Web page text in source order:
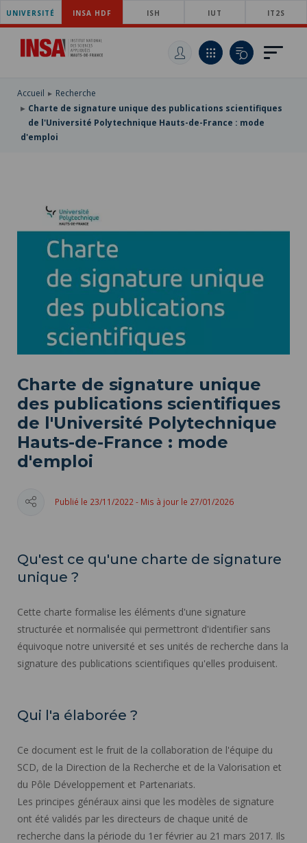
ACCÉDER
AU
MENU
PRINCIPAL
ALLER
CONTENU
ACCÉDER
RECHERCHE
UNIVERSITÉ INSA HDF ISH IUT IT2S
Accueil
Recherche
Charte de signature unique des publications scientifiques
de l'Université Polytechnique Hauts-de-France : mode
d'emploi
Charte de signature unique
des publications scientifiques
de l'Université Polytechnique
Hauts-de-France : mode
d'emploi
Publié le 23/11/2022 - Mis à jour le 27/01/2026
Qu'est ce qu'une charte de signature
unique ?
Cette charte formalise les éléments d'une signature
structurée et normalisée qui permettront d'identifier sans
équivoque notre université et ses unités de recherche dans la
signature des publications scientifiques qu'elles produisent.
Qui l'a élaborée ?
Ce document est le fruit de la collaboration de l'équipe du
SCD, de la Direction de la Recherche et de la Valorisation et
du Pôle Développement et Partenariats.
Les principes généraux ainsi que les modèles de signature
ont été validés par les directeurs de chaque unité de
recherche dans la période du 1er février au 21 mars 2017. Ils